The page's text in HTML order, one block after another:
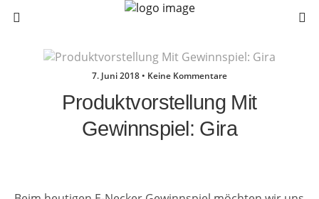
7. Juni 2018 • Keine Kommentare
Produktvorstellung Mit
Gewinnspiel: Gira